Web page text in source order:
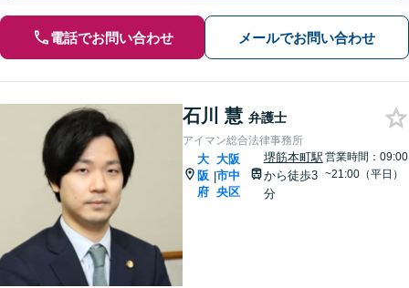
電話でお問い合わせ メールでお問い合わせ
石川 慧 弁護士
アイマン総合法律事務所
大
阪
府
|
大阪
市中
央区
堺筋本町駅
から徒歩3
分
営業時間：09:00
~21:00（平日）